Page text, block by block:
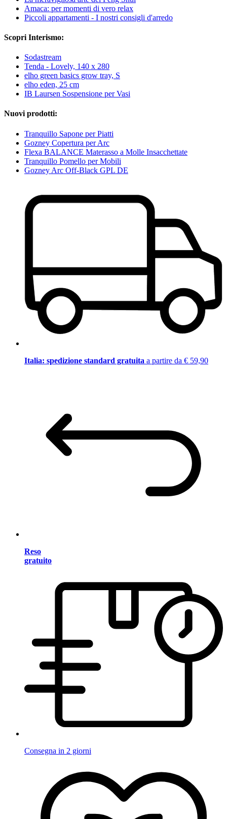
Amaca: per momenti di vero relax
Piccoli appartamenti - I nostri consigli d'arredo
Scopri Interismo:
Sodastream
Tenda - Lovely, 140 x 280
elho green basics grow tray, S
elho eden, 25 cm
IB Laursen Sospensione per Vasi
Nuovi prodotti:
Tranquillo Sapone per Piatti
Gozney Copertura per Arc
Flexa BALANCE Materasso a Molle Insacchettate
Tranquillo Pomello per Mobili
Gozney Arc Off-Black GPL DE
Italia: spedizione standard gratuita a partire da € 59,90
Reso
gratuito
Consegna in 2 giorni